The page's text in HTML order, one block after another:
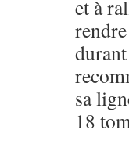
et à
sa
18